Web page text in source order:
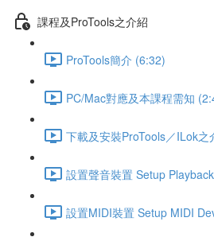
課程及ProTools之介紹
ProTools簡介 (6:32)
PC/Mac對應及本課程需知
下載及安裝ProTools／ILok
設置聲音裝置 Setup
設置MIDI裝置 Setup MIDI